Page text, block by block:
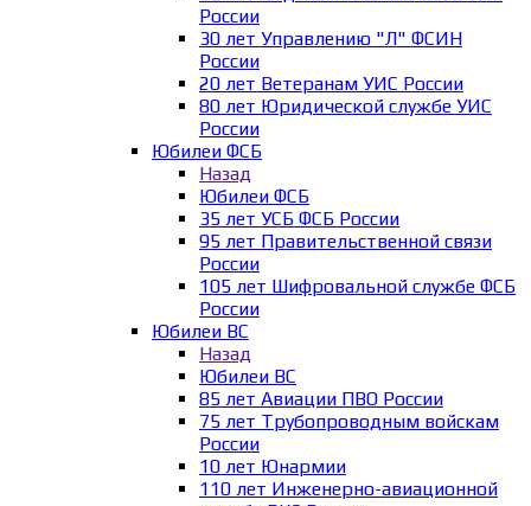
России
30 лет Управлению "Л" ФСИН
России
20 лет Ветеранам УИС России
80 лет Юридической службе УИС
России
Юбилеи ФСБ
Назад
Юбилеи ФСБ
35 лет УСБ ФСБ России
95 лет Правительственной связи
России
105 лет Шифровальной службе ФСБ
России
Юбилеи ВС
Назад
Юбилеи ВС
85 лет Авиации ПВО России
75 лет Трубопроводным войскам
России
10 лет Юнармии
110 лет Инженерно-авиационной